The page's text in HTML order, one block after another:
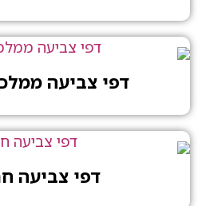
דפי צביעה
דפי צביעה